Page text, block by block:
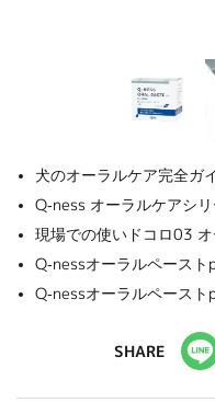
犬のオーラルケア完全ガ
Q-ness オーラルケアシ
現場での使いドコロ03
Q-nessオーラルペース
Q-nessオーラルペースト
SHARE